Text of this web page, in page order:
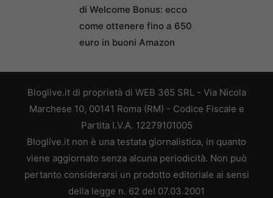
di Welcome Bonus: ecco
come ottenere fino a 650
euro in buoni Amazon
Bloglive.it di proprietà di WEB 365 SRL - Via Nicola
Marchese 10, 00141 Roma (RM) - Codice Fiscale e
Partita I.V.A. 12279101005
Bloglive.it non è una testata giornalistica, in quanto
viene aggiornato senza alcuna periodicità. Non può
pertanto considerarsi un prodotto editoriale ai sensi
della legge n. 62 del 07.03.2001